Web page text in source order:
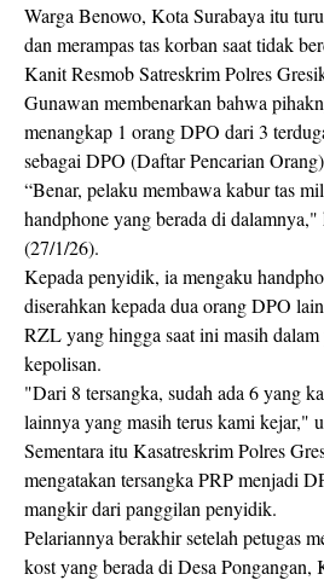
Warga Benowo, Kota Surabaya itu
dan merampas tas korban saat tidak
Kanit Resmob Satreskrim Polres
Gunawan membenarkan bahwa
menangkap 1 orang DPO dari 3
sebagai DPO (Daftar Pencarian
“Benar, pelaku membawa kabur tas
handphone yang berada di
(27/1/26).
Kepada penyidik, ia mengaku
diserahkan kepada dua orang DPO
RZL yang hingga saat ini masih
kepolisan.
"Dari 8 tersangka, sudah ada 6 yang
lainnya yang masih terus kami kejar,"
Sementara itu Kasatreskrim Polres
mengatakan tersangka PRP menjadi
mangkir dari panggilan penyidik.
Pelariannya berakhir setelah petugas
kost yang berada di Desa Pongangan,